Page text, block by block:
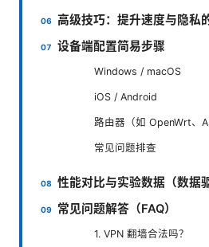
高级技巧：提升速度与隐私
设备端配置简易步骤
Windows / macOS
iOS / Android
路由器（如 OpenWrt、
常见问题排查
性能对比与实验数据（数据
常见问题解答（FAQ）
1. VPN 翻墙合法吗？